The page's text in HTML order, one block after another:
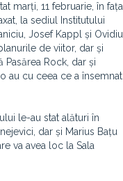
marți, 11 februarie, în fața
la sediul Institutului
Josef Kappl și Ovidiu
de viitor, dar și
Rock, dar și
au cu ceea ce a însemnat
le-au stat alături în
dar și Marius Bațu
va avea loc la Sala